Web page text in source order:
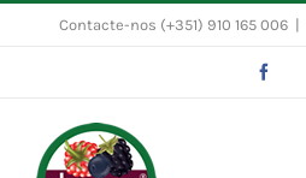
Contacte-nos (+351) 910 165 006